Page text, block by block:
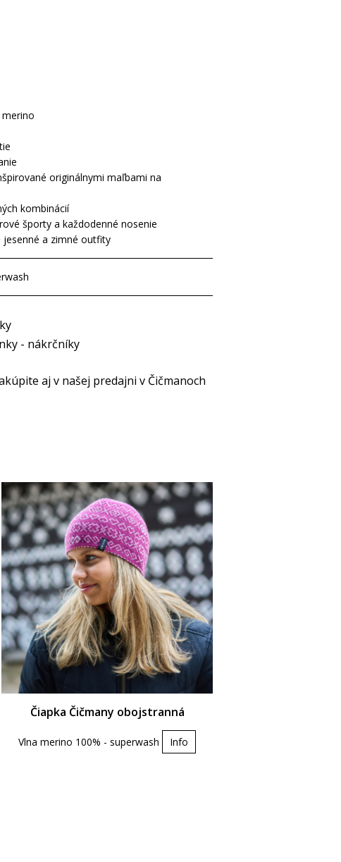
originálnymi maľbami na
kombinácií
športy a každodenné nosenie
jesenné a zimné outfity
- nákrčníky
aj v našej predajni v Čičmanoch
Čiapka Čičmany obojstranná
Vlna merino 100% - superwash Info